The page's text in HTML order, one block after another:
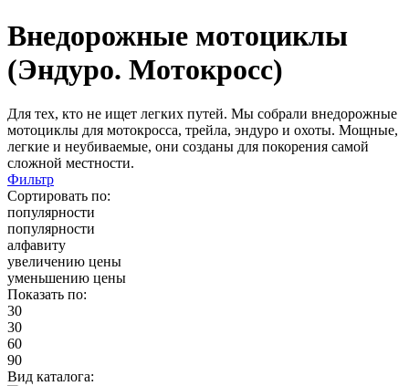
Внедорожные мотоциклы
(Эндуро. Мотокросс)
Для тех, кто не ищет легких путей. Мы собрали внедорожные
мотоциклы для мотокросса, трейла, эндуро и охоты. Мощные,
легкие и неубиваемые, они созданы для покорения самой
сложной местности.
Фильтр
Сортировать по:
популярности
популярности
алфавиту
увеличению цены
уменьшению цены
Показать по:
30
30
60
90
Вид каталога: